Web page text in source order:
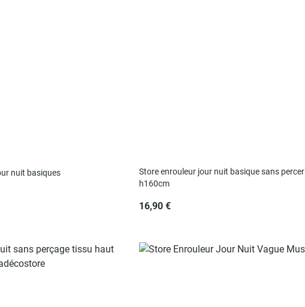
nuit basiques
Store enrouleur jour nuit basique sans percer
h160cm
16,90 €